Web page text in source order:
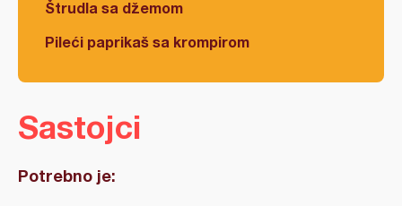
Štrudla sa džemom
Pileći paprikaš sa krompirom
Sastojci
Potrebno je: